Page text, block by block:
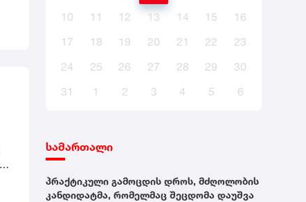
10
11 12 13 14 15
16
17
18 19 20 21 22
23
24
25 26 27 28 29
30
31
1 2 3 4 5 6
სამართალი
პრაქტიკული გამოცდის დროს, მძღოლობის
კანდიდატმა, რომელმაც შეცდომა დაუშვა